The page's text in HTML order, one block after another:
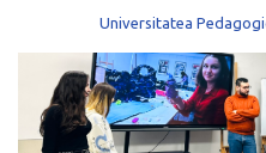
Universitatea